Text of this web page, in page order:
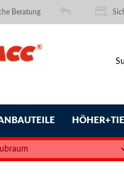
Beratung